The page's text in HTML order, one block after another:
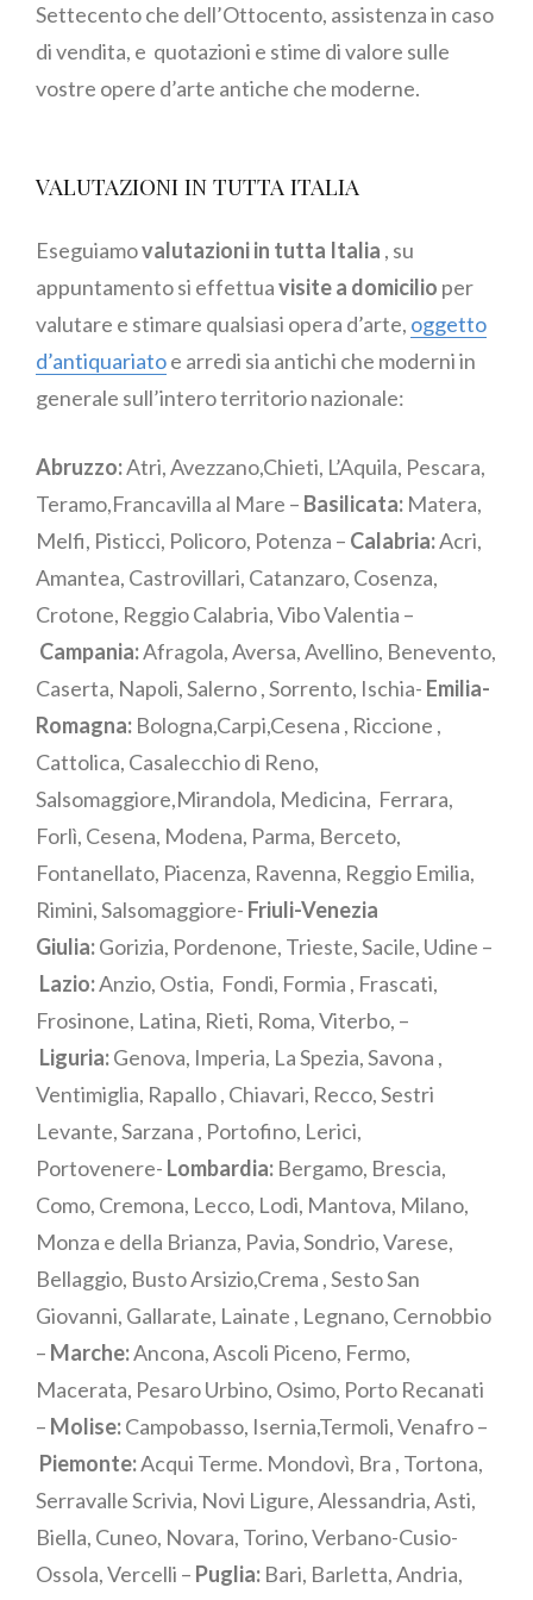
Settecento che dell’Ottocento, assistenza in caso
di vendita, e quotazioni e stime di valore sulle
vostre opere d’arte antiche che moderne.
VALUTAZIONI IN TUTTA ITALIA
Eseguiamovalutazioni in tutta Italia , su
appuntamento si effettuavisite a domicilio per
valutare e stimare qualsiasi opera d’arte, oggetto
d’antiquariatoe arredi sia antichi che moderni in
generale sull’intero territorio nazionale:
Abruzzo:Atri, Avezzano,Chieti, L’Aquila, Pescara,
Teramo,Francavilla al Mare – Basilicata: Matera,
Melfi, Pisticci, Policoro, Potenza – Calabria:Acri,
Amantea, Castrovillari, Catanzaro, Cosenza,
Crotone, Reggio Calabria, Vibo Valentia –
Campania:Afragola, Aversa, Avellino, Benevento,
Caserta, Napoli, Salerno , Sorrento, Ischia- Emilia-
Romagna: Bologna,Carpi,Cesena , Riccione ,
Cattolica, Casalecchio di Reno,
Salsomaggiore,Mirandola, Medicina, Ferrara,
Forlì, Cesena, Modena, Parma, Berceto,
Fontanellato, Piacenza, Ravenna, Reggio Emilia,
Rimini, Salsomaggiore- Friuli-Venezia
Giulia:Gorizia, Pordenone, Trieste, Sacile, Udine –
Lazio:Anzio, Ostia, Fondi, Formia , Frascati,
Frosinone, Latina, Rieti, Roma, Viterbo, –
Liguria:Genova, Imperia, La Spezia, Savona ,
Ventimiglia, Rapallo , Chiavari, Recco, Sestri
Levante, Sarzana , Portofino, Lerici,
Portovenere- Lombardia: Bergamo, Brescia,
Como, Cremona, Lecco, Lodi, Mantova, Milano,
Monza e della Brianza, Pavia, Sondrio, Varese,
Bellaggio, Busto Arsizio,Crema , Sesto San
Giovanni, Gallarate, Lainate , Legnano, Cernobbio
– Marche:Ancona, Ascoli Piceno, Fermo,
Macerata, Pesaro Urbino, Osimo, Porto Recanati
– Molise:Campobasso, Isernia,Termoli, Venafro –
Piemonte:Acqui Terme. Mondovì, Bra , Tortona,
Serravalle Scrivia, Novi Ligure, Alessandria, Asti,
Biella, Cuneo, Novara, Torino, Verbano-Cusio-
Ossola, Vercelli – Puglia: Bari, Barletta, Andria,